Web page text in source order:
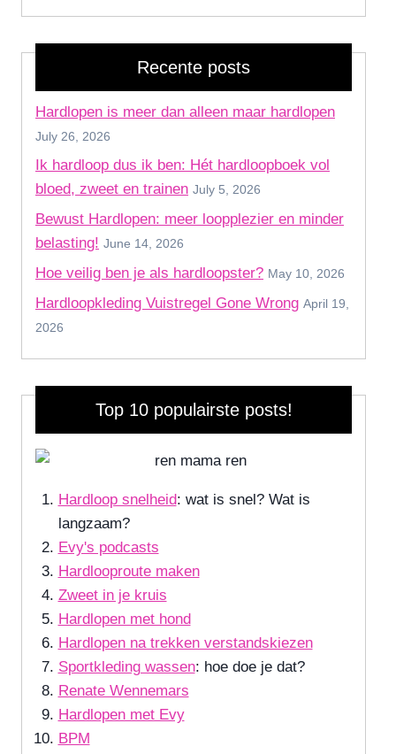
Recente posts
Hardlopen is meer dan alleen maar hardlopen
July 26, 2026
Ik hardloop dus ik ben: Hét hardloopboek vol
bloed, zweet en trainen July 5, 2026
Bewust Hardlopen: meer loopplezier en minder
belasting! June 14, 2026
Hoe veilig ben je als hardloopster? May 10, 2026
Hardloopkleding Vuistregel Gone Wrong April 19,
2026
Top 10 populairste posts!
Hardloop snelheid: wat is snel? Wat is
langzaam?
Evy's podcasts
Hardlooproute maken
Zweet in je kruis
Hardlopen met hond
Hardlopen na trekken verstandskiezen
Sportkleding wassen: hoe doe je dat?
Renate Wennemars
Hardlopen met Evy
BPM